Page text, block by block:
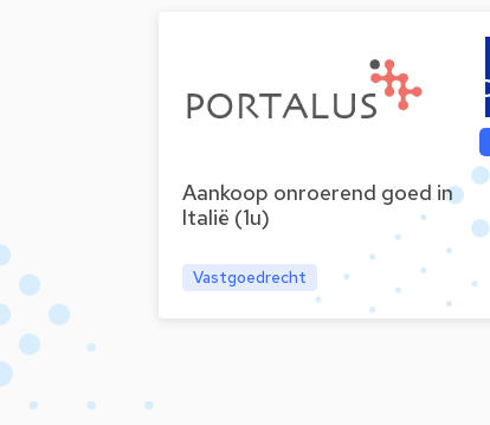
Aankoop onroerend goed in
Italië (1u)
Vastgoedrecht